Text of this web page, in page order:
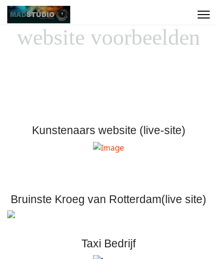
website voorbeelden
Kunstenaars website (live-site)
Bruinste Kroeg van Rotterdam(live site)
Taxi Bedrijf